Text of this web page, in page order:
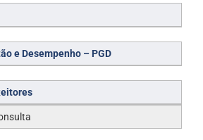
e Desempenho – PGD